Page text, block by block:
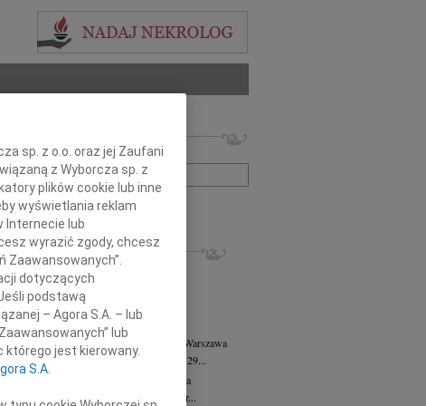
nazwisko lub numer ogłoszenia:
+ szukanie zaawansowane
NEKROLOGI
Warszawa
Wydziału dr hab. Julii Kubisie,...
07.08.2026Warszawa
kochanej i dzielnej Marylce Butruk...
Jacek Tadeusz Duniec
Warszawa
wielkim żalem przyjęliśmy wiadomość, że 29...
Małgorzata Kościelska
Warszawa
W dniu 3 sierpnia 2026 roku zmarła Profesor...
sp. z o.o. oraz jej Zaufani
z Wyborcza sp. z
plików cookie lub inne
wyświetlania reklam
Internecie lub
wyrazić zgody, chcesz
dotyczących
podstawą
– Agora S.A. – lub
lub
jest kierowany.
S.A.